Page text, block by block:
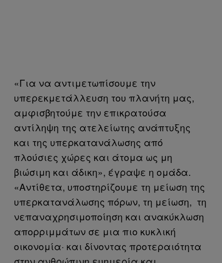
«Για να αντιμετωπίσουμε την
υπερεκμετάλλευση του πλανήτη μας,
αμφισβητούμε την επικρατούσα
αντίληψη της ατελείωτης ανάπτυξης
και της υπερκατανάλωσης από
πλούσιες χώρες και άτομα ως μη
βιώσιμη και άδικη», έγραψε η ομάδα.
«Αντίθετα, υποστηρίζουμε τη μείωση της
υπερκατανάλωσης πόρων, τη μείωση, τη
νεπαναχρησιμοποίηση και ανακύκλωση
απορριμμάτων σε μια πιο κυκλική
οικονομία· και δίνοντας προτεραιότητα